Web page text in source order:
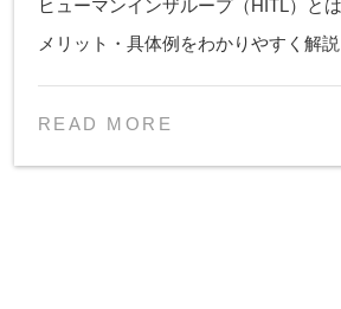
ヒューマンインザループ（HITL）と
メリット・具体例をわかりやすく解説
READ MORE